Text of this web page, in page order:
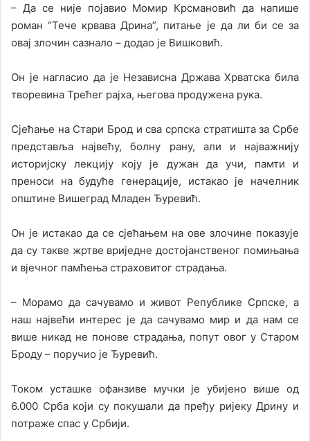
– Да се није појавио Момир Крсмановић да напише
роман “Тече крвава Дрина”, питање је да ли би се за
овај злочин сазнало – додао је Вишковић.
Он је нагласио да је Независна Држава Хрватска била
творевина Трећег рајха, његова продужена рука.
Сјећање на Стари Брод и сва српска стратишта за Србе
представља највећу, болну рану, али и најважнију
историјску лекцију коју је дужан да учи, памти и
преноси на будуће генерације, истакао је начелник
општине Вишеград Младен Ђуревић.
Он је истакао да се сјећањем на ове злочине показује
да су такве жртве вриједне достојанственог помињања
и вјечног памћења страховитог страдања.
– Морамо да сачувамо и живот Републике Српске, а
наш највећи интерес је да сачувамо мир и да нам се
више никад не понове страдања, попут овог у Старом
Броду – поручио је Ђуревић.
Током усташке офанзиве мучки је убијено више од
6.000 Срба који су покушали да пређу ријеку Дрину и
потраже спас у Србији.